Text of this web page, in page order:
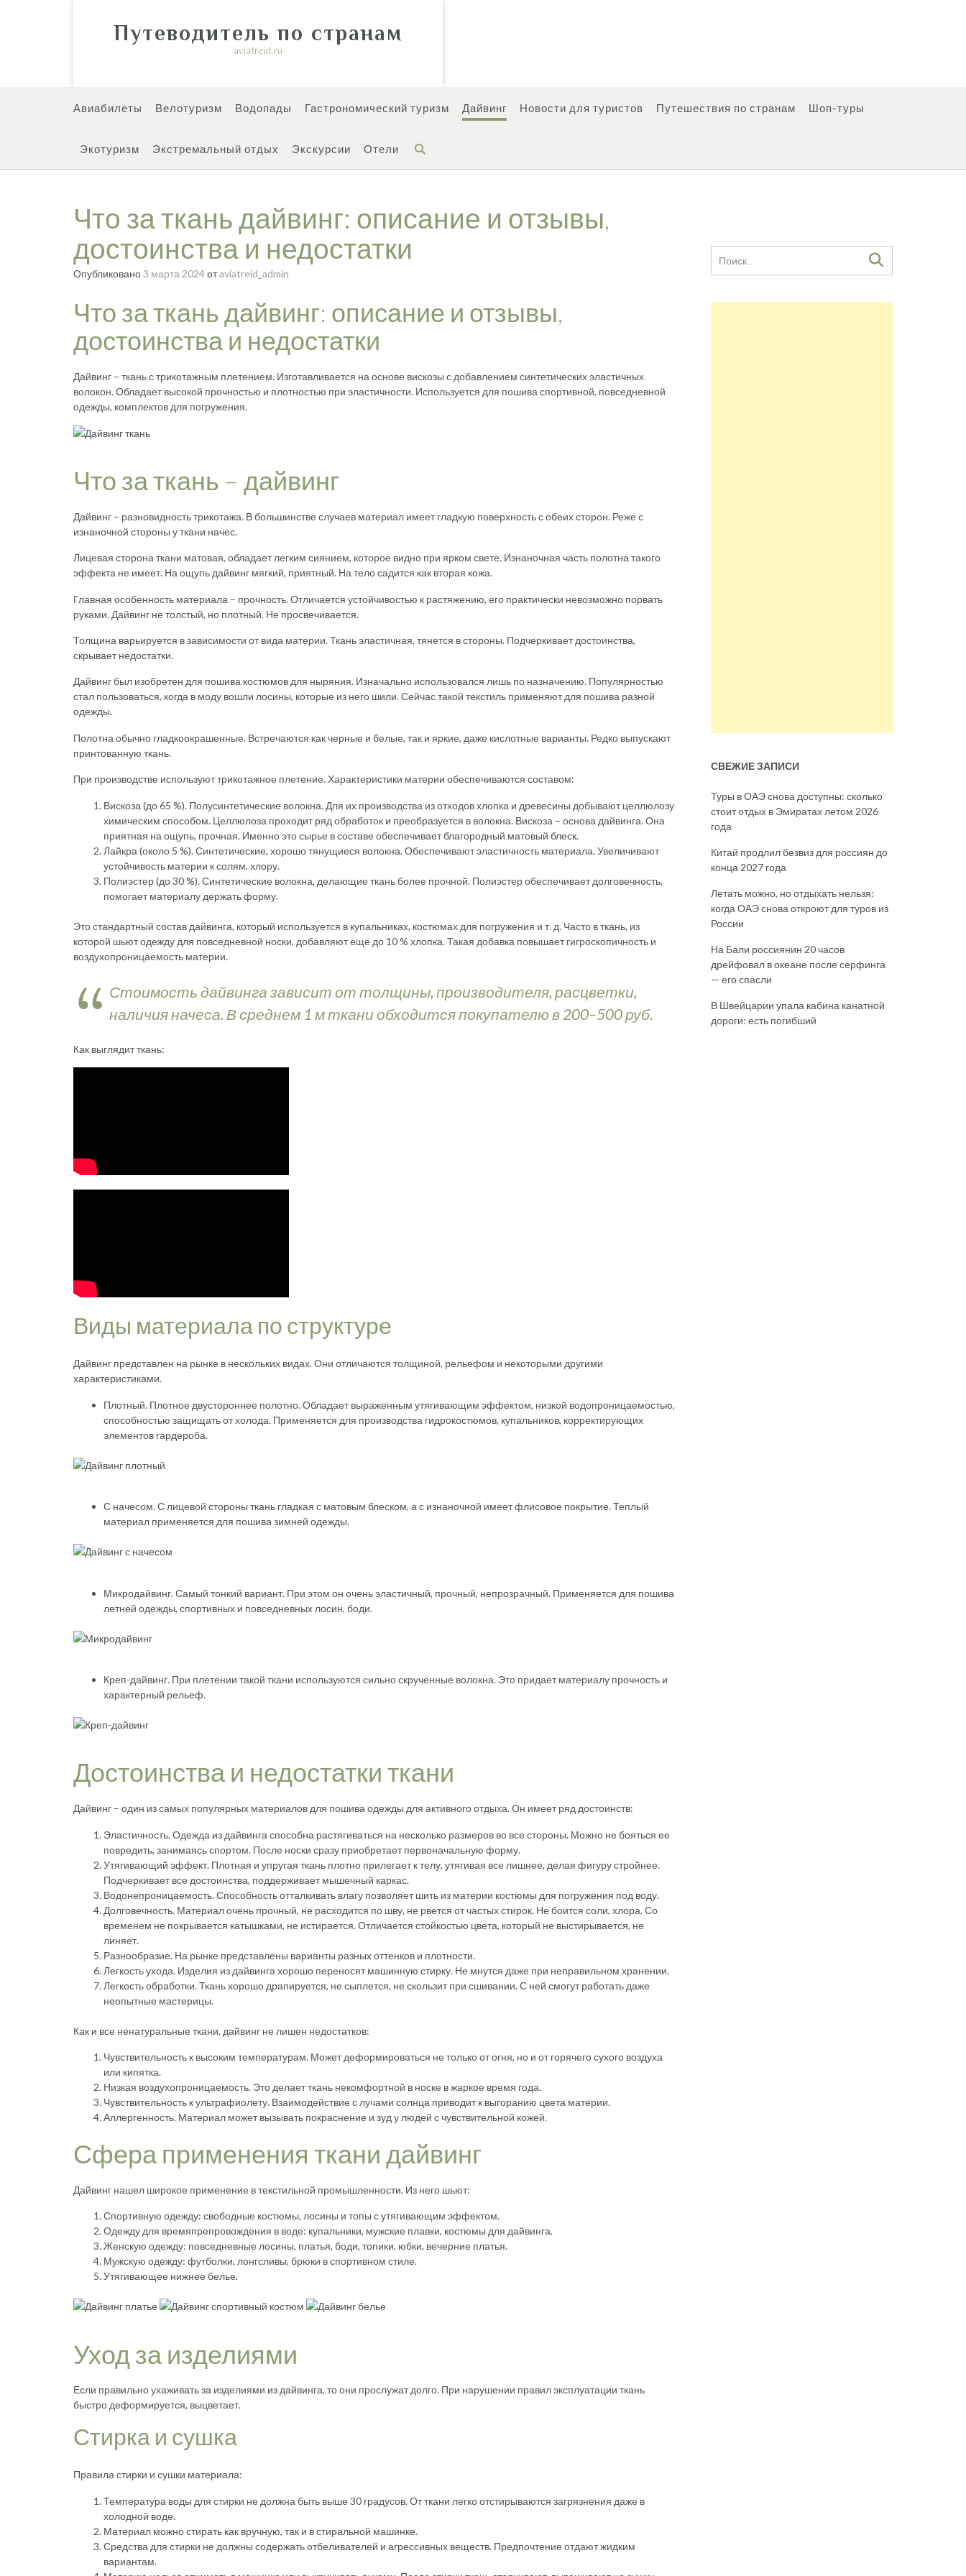
Путеводитель по странам
aviatreid.ru
Авиабилеты Велотуризм Водопады Гастрономический туризм Дайвинг Новости для туристов Путешествия по странам Шоп-туры
Экотуризм Экстремальный отдых Экскурсии Отели
Что за ткань дайвинг: описание и отзывы,
достоинства и недостатки
Опубликовано3 марта 2024отaviatreid_admin
Что за ткань дайвинг: описание и отзывы,
достоинства и недостатки
Дайвинг – ткань с трикотажным плетением. Изготавливается на основе вискозы с добавлением синтетических эластичных
волокон. Обладает высокой прочностью и плотностью при эластичности. Используется для пошива спортивной, повседневной
одежды, комплектов для погружения.
Что за ткань – дайвинг
Дайвинг – разновидность трикотажа. В большинстве случаев материал имеет гладкую поверхность с обеих сторон. Реже с
изнаночной стороны у ткани начес.
Лицевая сторона ткани матовая, обладает легким сиянием, которое видно при ярком свете. Изнаночная часть полотна такого
эффекта не имеет. На ощупь дайвинг мягкий, приятный. На тело садится как вторая кожа.
Главная особенность материала – прочность. Отличается устойчивостью к растяжению, его практически невозможно порвать
руками. Дайвинг не толстый, но плотный. Не просвечивается.
Толщина варьируется в зависимости от вида материи. Ткань эластичная, тянется в стороны. Подчеркивает достоинства,
скрывает недостатки.
Дайвинг был изобретен для пошива костюмов для ныряния. Изначально использовался лишь по назначению. Популярностью
стал пользоваться, когда в моду вошли лосины, которые из него шили. Сейчас такой текстиль применяют для пошива разной
одежды.
Полотна обычно гладкоокрашенные. Встречаются как черные и белые, так и яркие, даже кислотные варианты. Редко выпускают
принтованную ткань.
При производстве используют трикотажное плетение. Характеристики материи обеспечиваются составом:
Вискоза (до 65 %). Полусинтетические волокна. Для их производства из отходов хлопка и древесины добывают целлюлозу
химическим способом. Целлюлоза проходит ряд обработок и преобразуется в волокна. Вискоза – основа дайвинга. Она
приятная на ощупь, прочная. Именно это сырье в составе обеспечивает благородный матовый блеск.
Лайкра (около 5 %). Синтетические, хорошо тянущиеся волокна. Обеспечивают эластичность материала. Увеличивают
устойчивость материи к солям, хлору.
Полиэстер (до 30 %). Синтетические волокна, делающие ткань более прочной. Полиэстер обеспечивает долговечность,
помогает материалу держать форму.
Это стандартный состав дайвинга, который используется в купальниках, костюмах для погружения и т. д. Часто в ткань, из
которой шьют одежду для повседневной носки, добавляют еще до 10 % хлопка. Такая добавка повышает гигроскопичность и
воздухопроницаемость материи.
Стоимость дайвинга зависит от толщины, производителя, расцветки,
наличия начеса. В среднем 1 м ткани обходится покупателю в 200–500 руб.
Как выглядит ткань:
Виды материала по структуре
Дайвинг представлен на рынке в нескольких видах. Они отличаются толщиной, рельефом и некоторыми другими
характеристиками.
Плотный. Плотное двустороннее полотно. Обладает выраженным утягивающим эффектом, низкой водопроницаемостью,
способностью защищать от холода. Применяется для производства гидрокостюмов, купальников, корректирующих
элементов гардероба.
С начесом. С лицевой стороны ткань гладкая с матовым блеском, а с изнаночной имеет флисовое покрытие. Теплый
материал применяется для пошива зимней одежды.
Микродайвинг. Самый тонкий вариант. При этом он очень эластичный, прочный, непрозрачный. Применяется для пошива
летней одежды, спортивных и повседневных лосин, боди.
Креп-дайвинг. При плетении такой ткани используются сильно скрученные волокна. Это придает материалу прочность и
характерный рельеф.
Достоинства и недостатки ткани
Дайвинг – один из самых популярных материалов для пошива одежды для активного отдыха. Он имеет ряд достоинств:
Эластичность. Одежда из дайвинга способна растягиваться на несколько размеров во все стороны. Можно не бояться ее
повредить, занимаясь спортом. После носки сразу приобретает первоначальную форму.
Утягивающий эффект. Плотная и упругая ткань плотно прилегает к телу, утягивая все лишнее, делая фигуру стройнее.
Подчеркивает все достоинства, поддерживает мышечный каркас.
Водонепроницаемость. Способность отталкивать влагу позволяет шить из материи костюмы для погружения под воду.
Долговечность. Материал очень прочный, не расходится по шву, не рвется от частых стирок. Не боится соли, хлора. Со
временем не покрывается катышками, не истирается. Отличается стойкостью цвета, который не выстирывается, не
линяет.
Разнообразие. На рынке представлены варианты разных оттенков и плотности.
Легкость ухода. Изделия из дайвинга хорошо переносят машинную стирку. Не мнутся даже при неправильном хранении.
Легкость обработки. Ткань хорошо драпируется, не сыплется, не скользит при сшивании. С ней смогут работать даже
неопытные мастерицы.
Как и все ненатуральные ткани, дайвинг не лишен недостатков:
Чувствительность к высоким температурам. Может деформироваться не только от огня, но и от горячего сухого воздуха
или кипятка.
Низкая воздухопроницаемость. Это делает ткань некомфортной в носке в жаркое время года.
Чувствительность к ультрафиолету. Взаимодействие с лучами солнца приводит к выгоранию цвета материи.
Аллергенность. Материал может вызывать покраснение и зуд у людей с чувствительной кожей.
Сфера применения ткани дайвинг
Дайвинг нашел широкое применение в текстильной промышленности. Из него шьют:
Спортивную одежду: свободные костюмы, лосины и топы с утягивающим эффектом.
Одежду для времяпрепровождения в воде: купальники, мужские плавки, костюмы для дайвинга.
Женскую одежду: повседневные лосины, платья, боди, топики, юбки, вечерние платья.
Мужскую одежду: футболки, лонгсливы, брюки в спортивном стиле.
Утягивающее нижнее белье.
Уход за изделиями
Если правильно ухаживать за изделиями из дайвинга, то они прослужат долго. При нарушении правил эксплуатации ткань
быстро деформируется, выцветает.
Стирка и сушка
Правила стирки и сушки материала:
Температура воды для стирки не должна быть выше 30 градусов. От ткани легко отстирываются загрязнения даже в
холодной воде.
Материал можно стирать как вручную, так и в стиральной машинке.
Средства для стирки не должны содержать отбеливателей и агрессивных веществ. Предпочтение отдают жидким
вариантам.
СВЕЖИЕ ЗАПИСИ
Туры в ОАЭ снова доступны: сколько
стоит отдых в Эмиратах летом 2026
года
Китай продлил безвиз для россиян до
конца 2027 года
Летать можно, но отдыхать нельзя:
когда ОАЭ снова откроют для туров из
России
На Бали россиянин 20 часов
дрейфовал в океане после серфинга
— его спасли
В Швейцарии упала кабина канатной
дороги: есть погибший